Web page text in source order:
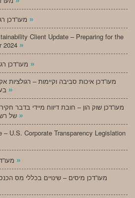
»
Client Update – Preparing for the
2024 »
»
מעו”דכן איכות סביבה וקיימות –
»
מעו”דכן שוק הון – חובת דיווח מיידי בדבר
»
– U.S. Corporate Transparency Legislation
»
מעו”דכן מיסים – שינויים בכללי מס